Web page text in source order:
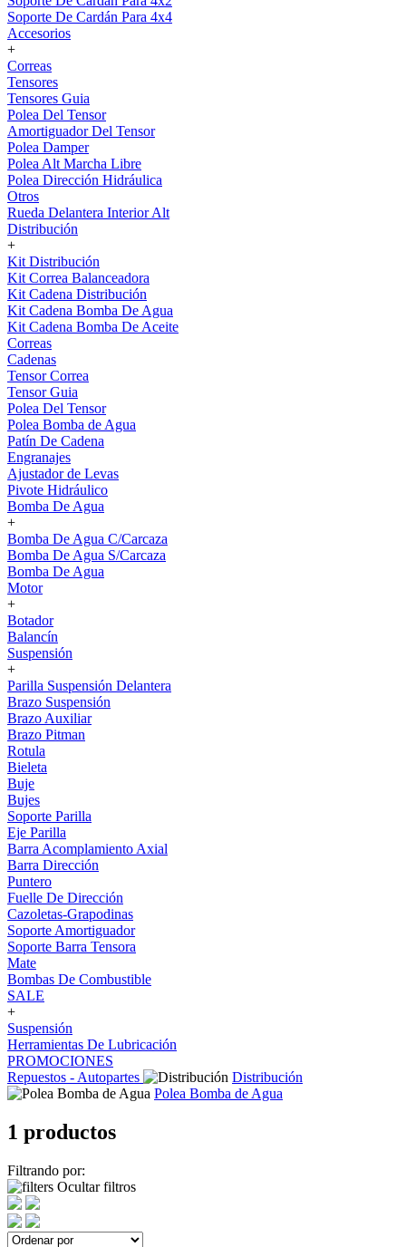
Soporte De Cardán Para 4x4
Accesorios
+
Correas
Tensores
Tensores Guia
Polea Del Tensor
Amortiguador Del Tensor
Polea Damper
Polea Alt Marcha Libre
Polea Dirección Hidráulica
Otros
Rueda Delantera Interior Alt
Distribución
+
Kit Distribución
Kit Correa Balanceadora
Kit Cadena Distribución
Kit Cadena Bomba De Agua
Kit Cadena Bomba De Aceite
Correas
Cadenas
Tensor Correa
Tensor Guia
Polea Del Tensor
Polea Bomba de Agua
Patín De Cadena
Engranajes
Ajustador de Levas
Pivote Hidráulico
Bomba De Agua
+
Bomba De Agua C/Carcaza
Bomba De Agua S/Carcaza
Bomba De Agua
Motor
+
Botador
Balancín
Suspensión
+
Parilla Suspensión Delantera
Brazo Suspensión
Brazo Auxiliar
Brazo Pitman
Rotula
Bieleta
Buje
Bujes
Soporte Parilla
Eje Parilla
Barra Acomplamiento Axial
Barra Dirección
Puntero
Fuelle De Dirección
Cazoletas-Grapodinas
Soporte Amortiguador
Soporte Barra Tensora
Mate
Bombas De Combustible
SALE
+
Suspensión
Herramientas De Lubricación
PROMOCIONES
Repuestos - Autopartes
Distribución
Polea Bomba de Agua
1 productos
Filtrando por:
Ocultar filtros